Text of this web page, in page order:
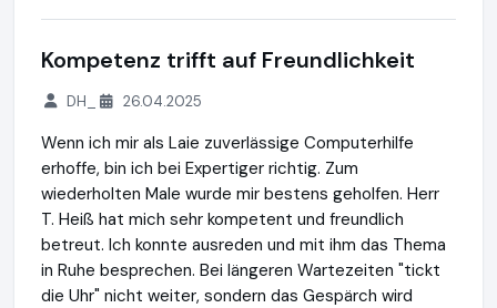
Kompetenz trifft auf Freundlichkeit
DH_ 26.04.2025
Wenn ich mir als Laie zuverlässige Computerhilfe
erhoffe, bin ich bei Expertiger richtig. Zum
wiederholten Male wurde mir bestens geholfen. Herr
T. Heiß hat mich sehr kompetent und freundlich
betreut. Ich konnte ausreden und mit ihm das Thema
in Ruhe besprechen. Bei längeren Wartezeiten "tickt
die Uhr" nicht weiter, sondern das Gespärch wird